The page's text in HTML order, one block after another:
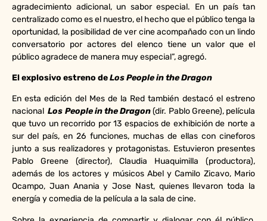
agradecimiento adicional, un sabor especial. En un país tan
centralizado como es el nuestro, el hecho que el público tenga la
oportunidad, la posibilidad de ver cine acompañado con un lindo
conversatorio por actores del elenco tiene un valor que el
público agradece de manera muy especial”, agregó.
El explosivo estreno deLos People in the Dragon
En esta edición del Mes de la Red también destacó el estreno
nacionalLos People in the Dragon(dir. Pablo Greene), película
que tuvo un recorrido por 13 espacios de exhibición de norte a
sur del país, en 26 funciones, muchas de ellas con cineforos
junto a sus realizadores y protagonistas. Estuvieron presentes
Pablo Greene (director), Claudia Huaquimilla (productora),
además de los actores y músicos Abel y Camilo Zicavo, Mario
Ocampo, Juan Anania y Jose Nast, quienes llevaron toda la
energía y comedia de la película a la sala de cine.